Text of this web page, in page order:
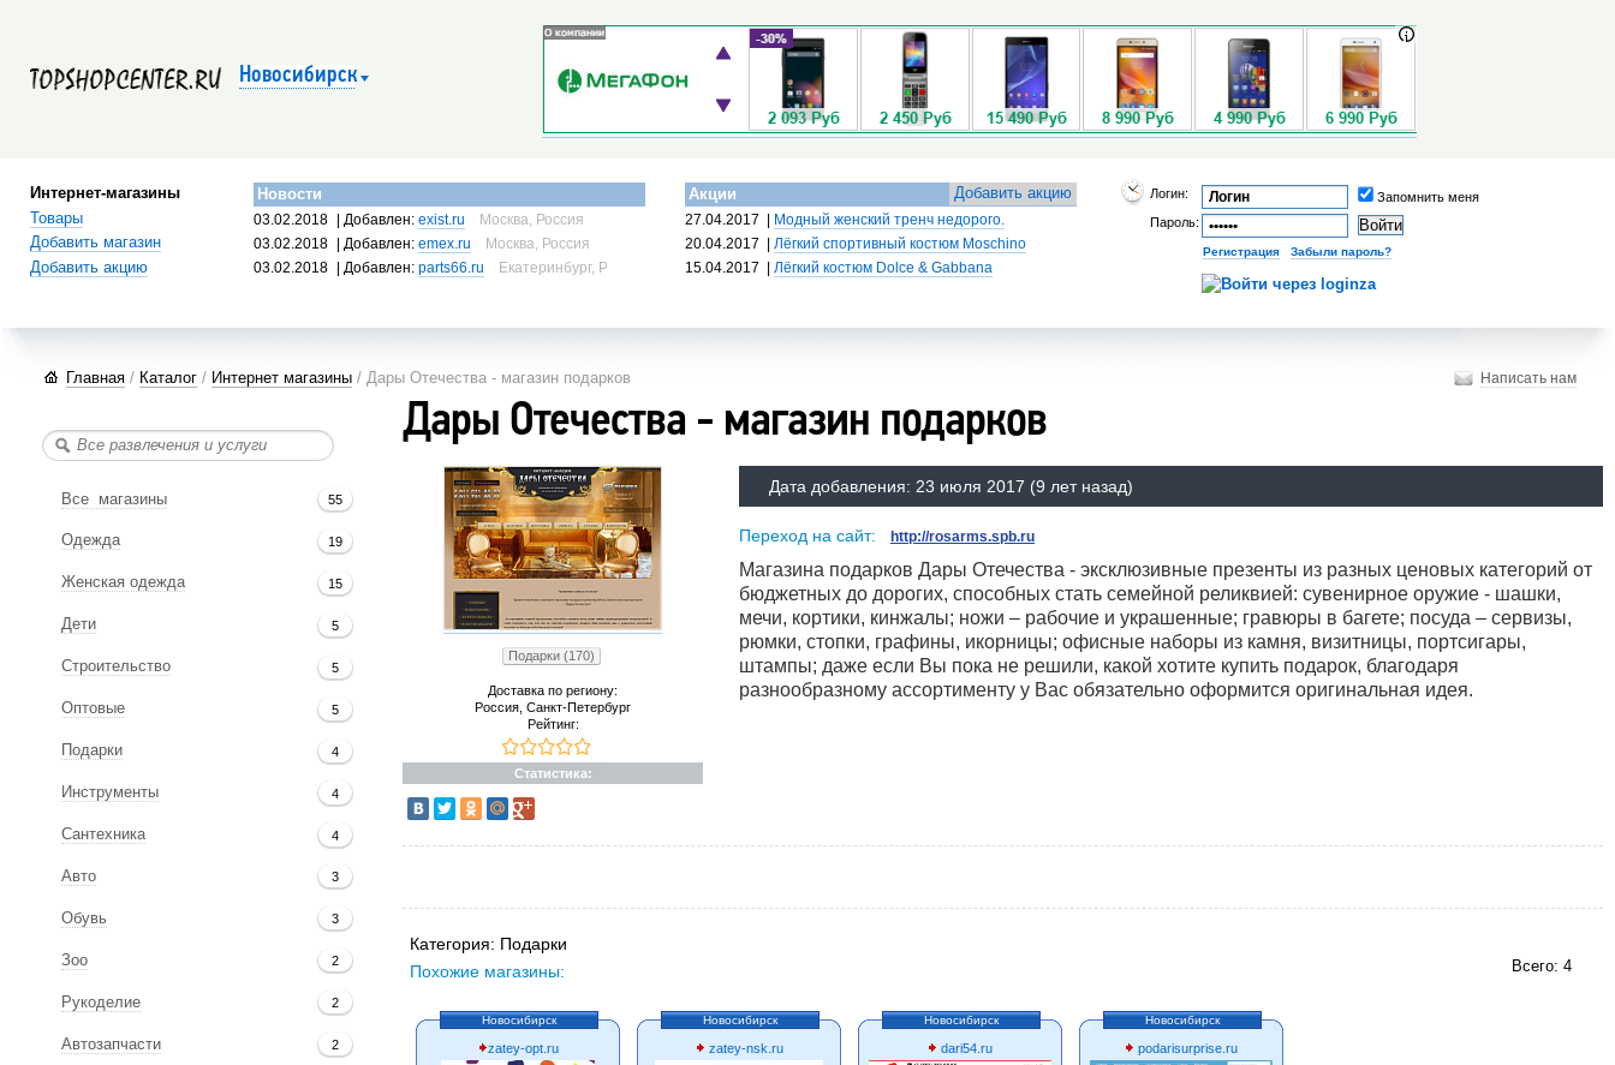
Новосибирск
Интернет-магазины
Товары
Добавить магазин
Добавить акцию
Новости
03.02.2018 | Добавлен: exist.ru
Москва, Россия
03.02.2018
| Добавлен: emex.ru
Москва, Россия
03.02.2018
| Добавлен: parts66.ru Екатеринбург, Россия
Добавить акцию
Акции
27.04.2017
Модный женский тренч недорого.
20.04.2017
Лёгкий спортивный костюм Moschino
15.04.2017
Лёгкий костюм Dolce & Gabbana
Логин:
Запомнить меня
Пароль:
Регистрация| Забыли пароль?
Написать нам
Главная / Каталог / Интернет магазины / Дары Отечества - магазин подарков
Все магазины 55
Одежда 19
Женская одежда 15
Дети 5
Строительство 5
Оптовые 5
Подарки 4
Инструменты 4
Сантехника 4
Авто 3
Обувь 3
Зоо 2
Рукоделие 2
Автозапчасти 2
Дары Отечества - магазин подарков
Подарки (170)
Доставка по региону:
Россия, Санкт-Петербург
Рейтинг:
Статистика:
Дата добавления: 23 июля 2017 (9 лет назад)
Переход на сайт: http://rosarms.spb.ru
Магазина подарков Дары Отечества - эксклюзивные презенты из разных ценовых категорий от
бюджетных до дорогих, способных стать семейной реликвией: сувенирное оружие - шашки,
мечи, кортики, кинжалы; ножи – рабочие и украшенные; гравюры в багете; посуда – сервизы,
рюмки, стопки, графины, икорницы; офисные наборы из камня, визитницы, портсигары,
штампы; даже если Вы пока не решили, какой хотите купить подарок, благодаря
разнообразному ассортименту у Вас обязательно оформится оригинальная идея.
Категория: Подарки
Похожие магазины:
Всего: 4
Новосибирск
zatey-opt.ru
Новосибирск
zatey-nsk.ru
Новосибирск
dari54.ru
Новосибирск
podarisurprise.ru